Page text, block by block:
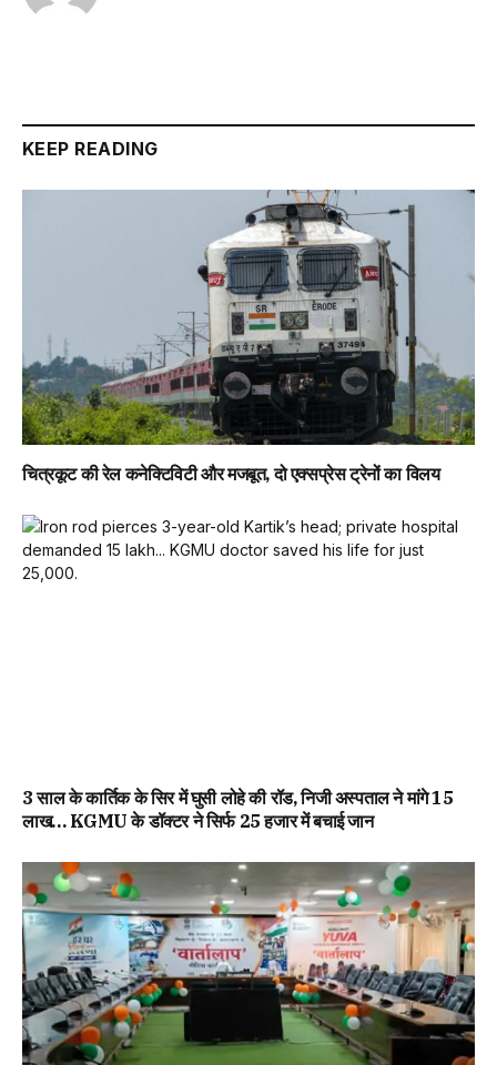
KEEP READING
चित्रकूट की रेल कनेक्टिविटी और मजबूत, दो एक्सप्रेस ट्रेनों का विलय
3 साल के कार्तिक के सिर में घुसी लोहे की रॉड, निजी अस्पताल ने मांगे 15
लाख… KGMU के डॉक्टर ने सिर्फ 25 हजार में बचाई जान